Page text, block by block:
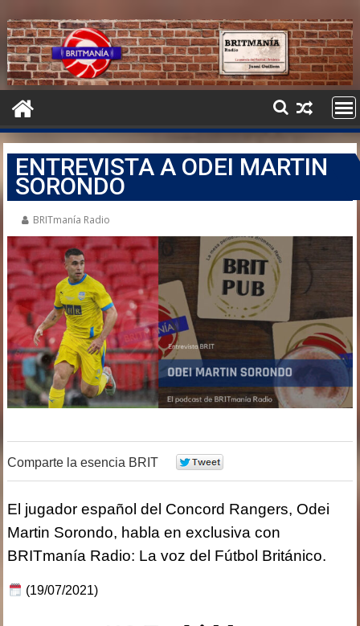
ENTREVISTA A ODEI MARTIN
SORONDO
BRITmanía Radio
Comparte la esencia BRIT
El jugador español del Concord Rangers, Odei
Martin Sorondo, habla en exclusiva con
BRITmanía Radio: La voz del Fútbol Británico.
(19/07/2021)